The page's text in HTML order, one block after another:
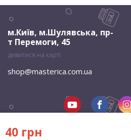
40 грн
м.Київ, м.Шулявська, пр-
т Перемоги, 45
дивитися на карті
shop@masterica.com.ua